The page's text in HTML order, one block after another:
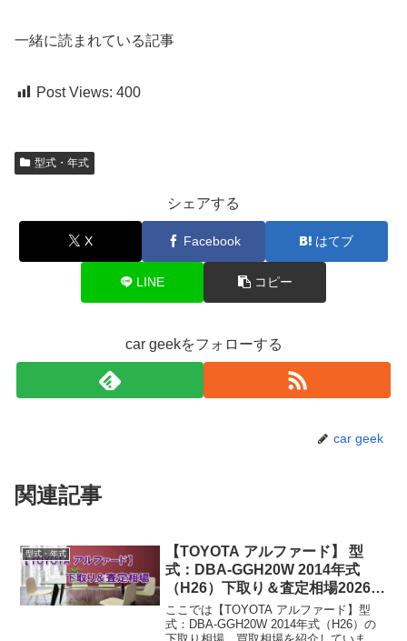
一緒に読まれている記事
Post Views: 400
型式・年式
シェアする
X Facebook はてブ
LINE コピー
car geekをフォローする
car geek
関連記事
型式・年式
【TOYOTA アルファード】 型
式：DBA-GGH20W 2014年式
（H26）下取り＆査定相場2026年
8月！
ここでは【TOYOTA アルファード】型
式：DBA-GGH20W 2014年式（H26）の